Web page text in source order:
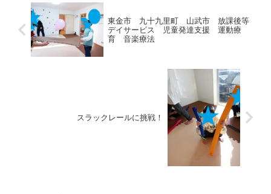
東金市 九十九里町 山武市 放課後等
デイサービス 児童発達支援 運動療
育 音楽療法
スラックレールに挑戦！